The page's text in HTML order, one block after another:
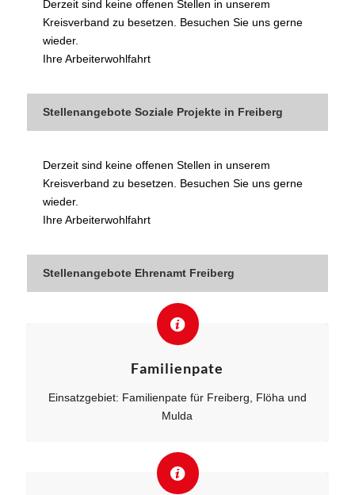
Derzeit sind keine offenen Stellen in unserem
Kreisverband zu besetzen. Besuchen Sie uns gerne
wieder.
Ihre Arbeiterwohlfahrt
Stellenangebote Soziale Projekte in Freiberg
Derzeit sind keine offenen Stellen in unserem
Kreisverband zu besetzen. Besuchen Sie uns gerne
wieder.
Ihre Arbeiterwohlfahrt
Stellenangebote Ehrenamt Freiberg
Familienpate
Einsatzgebiet: Familienpate für Freiberg, Flöha und
Mulda